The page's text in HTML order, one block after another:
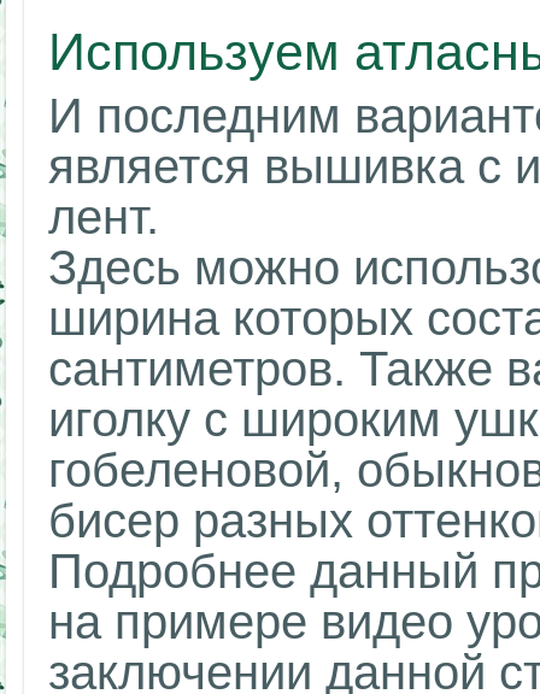
Используем
И последним
является вышивка с
лент.
Здесь можно
ширина которых
сантиметров. Также
иголку с широким
гобеленовой,
бисер разных
Подробнее данный
на примере видео
заключении данной